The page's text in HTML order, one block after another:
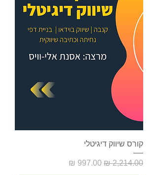
קורס שיווק דיגיטלי
מחיר רגיל מחיר מבצע